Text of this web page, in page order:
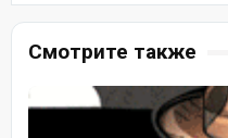
Смотрите также